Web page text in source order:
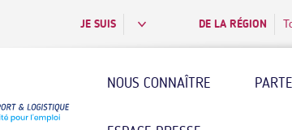
JE SUIS DE LA RÉGION
NOUS CONNAÎTRE